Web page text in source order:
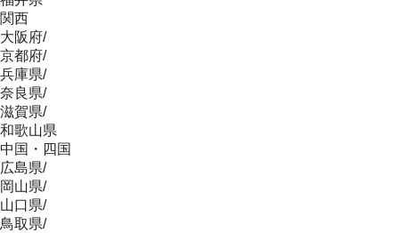
関西
大阪府/
京都府/
兵庫県/
奈良県/
滋賀県/
和歌山県
中国・四国
広島県/
岡山県/
山口県/
鳥取県/